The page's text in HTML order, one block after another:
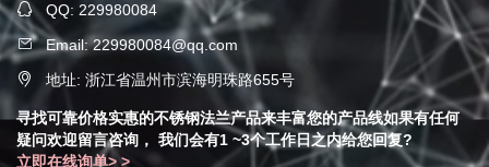
QQ: 229980084
Email: 229980084@qq.com
地址: 浙江省温州市滨海明珠路655号
寻找可靠价格实惠的不锈钢法兰产品来丰富您的产品线如果有任何
疑问欢迎留言咨询， 我们会有1 ~3个工作日之内给您回复?
立即在线询单> >